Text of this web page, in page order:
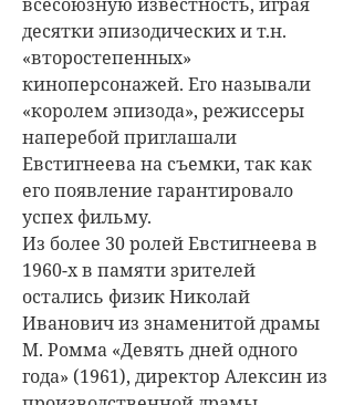
десятки эпизодических и т.н.
«второстепенных»
киноперсонажей. Его называли
«королем эпизода», режиссеры
наперебой приглашали
Евстигнеева на съемки, так как
его появление гарантировало
успех фильму.
Из более 30 ролей Евстигнеева в
1960-х в памяти зрителей
остались физик Николай
Иванович из знаменитой драмы
М. Ромма «Девять дней одного
года» (1961), директор Алексин из